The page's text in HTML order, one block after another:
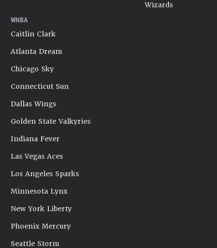
Wizards
WNBA
Caitlin Clark
Atlanta Dream
Chicago Sky
Connecticut Sun
Dallas Wings
Golden State Valkyries
Indiana Fever
Las Vegas Aces
Los Angeles Sparks
Minnesota Lynx
New York Liberty
Phoenix Mercury
Seattle Storm